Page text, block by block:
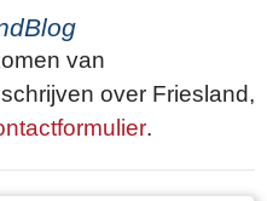
van
over Friesland,
.